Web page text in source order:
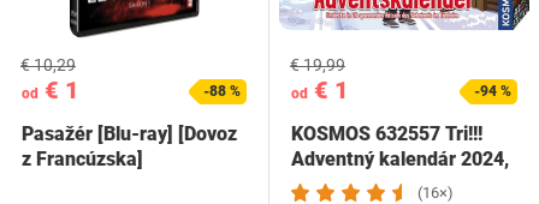
od € 1
€ 10,29
-88 %
Pasažér [Blu-ray] [Dovoz
z Francúzska]
od € 1
€ 19,99
-94 %
KOSMOS 632557 Tri!!!
Adventný kalendár 2024,
objavte…
(16×)